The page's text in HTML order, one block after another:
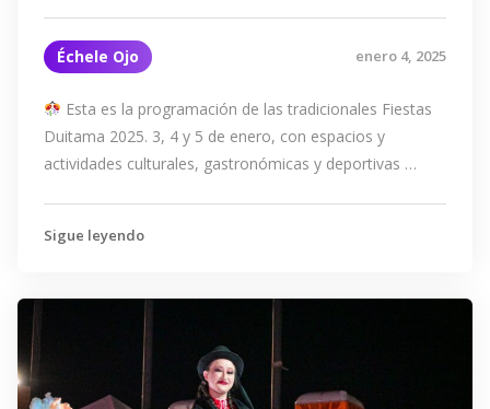
Échele Ojo enero 4, 2025
Esta es la programación de las tradicionales Fiestas
Duitama 2025. 3, 4 y 5 de enero, con espacios y
actividades culturales, gastronómicas y deportivas …
Sigue leyendo